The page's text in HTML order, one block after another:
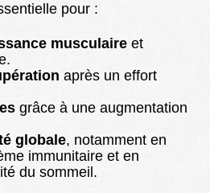
pour :
musculaire et
après un effort
grâce à une augmentation
globale, notamment en
immunitaire et en
du sommeil.